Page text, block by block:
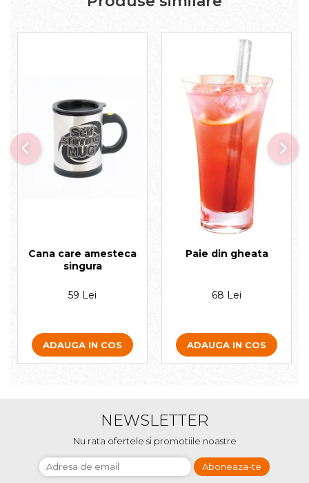
Cana care amesteca
singura
59 Lei
ADAUGA IN COS
Paie din gheata
68 Lei
ADAUGA IN COS
NEWSLETTER
Nu rata ofertele si promotiile noastre